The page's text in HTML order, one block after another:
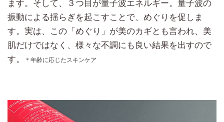
ます。そして、３つ目が量子波エネルギー。量子波の
振動による揺らぎを起こすことで、めぐりを促しま
す。実は、この「めぐり」が美のカギとも言われ、美
肌だけではなく、様々な不調にも良い結果を出すので
す。
＊年齢に応じたスキンケア